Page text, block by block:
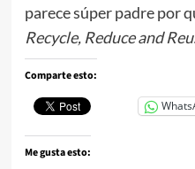
parece súper padre por
Recycle, Reduce and
Comparte esto:
Me gusta esto: